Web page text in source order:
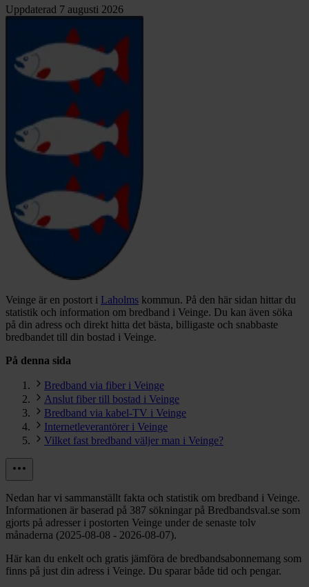
Uppdaterad 7 augusti 2026
Veinge är en postort i Laholms kommun. På den här sidan hittar du
statistik och information om bredband i Veinge. Du kan även söka
på din adress och direkt hitta det bästa, billigaste och snabbaste
bredbandet till din bostad i Veinge.
På denna sida
Bredband via fiber i Veinge
Anslut fiber till bostad i Veinge
Bredband via kabel-TV i Veinge
Internetleverantörer i Veinge
Vilket fast bredband väljer man i Veinge?
Nedan har vi sammanställt fakta och statistik om bredband i Veinge.
Informationen är baserad på 387 sökningar på Bredbandsval.se som
gjorts på adresser i postorten Veinge under de senaste tolv
månaderna (2025-08-08 - 2026-08-07).
Här kan du enkelt och gratis jämföra de bredbandsabonnemang som
finns på just din adress i Veinge. Du sparar både tid och pengar.